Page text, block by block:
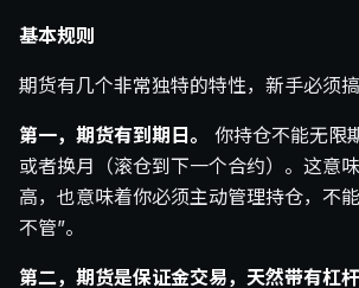
基本规则
期货有几个非常独特的特性，新手必须搞
第一，期货有到期日。
你持仓不能无限
或者换月（滚仓到下一个合约）。这意
高，也意味着你必须主动管理持仓，不
不管”。
第二，期货是保证金交易，天然带有杠杆